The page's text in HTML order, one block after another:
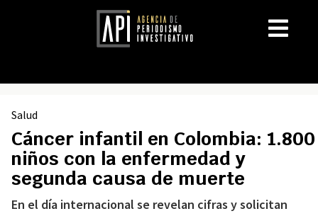
Salud
Cáncer infantil en Colombia: 1.800
niños con la enfermedad y
segunda causa de muerte
En el día internacional se revelan cifras y solicitan